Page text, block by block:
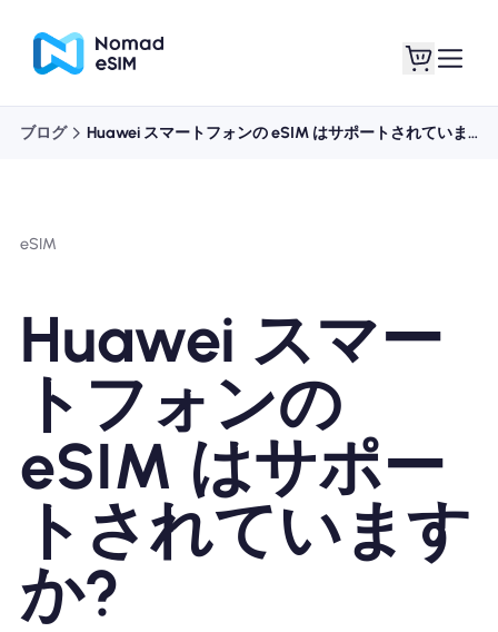
ショッププラン
eSIMについて
Nomad eSIMを使用する理由
ブログ Huawei スマートフォンの eSIM はサポートされていますか?
eSIM
Huawei スマー
トフォンの
eSIM はサポー
トされています
か?